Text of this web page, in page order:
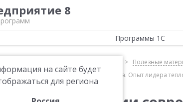
8
на сайте будет
для региона
Программы 1С
Полезные
современного ИТ-ландшафта. Опыт лидера
техники»)